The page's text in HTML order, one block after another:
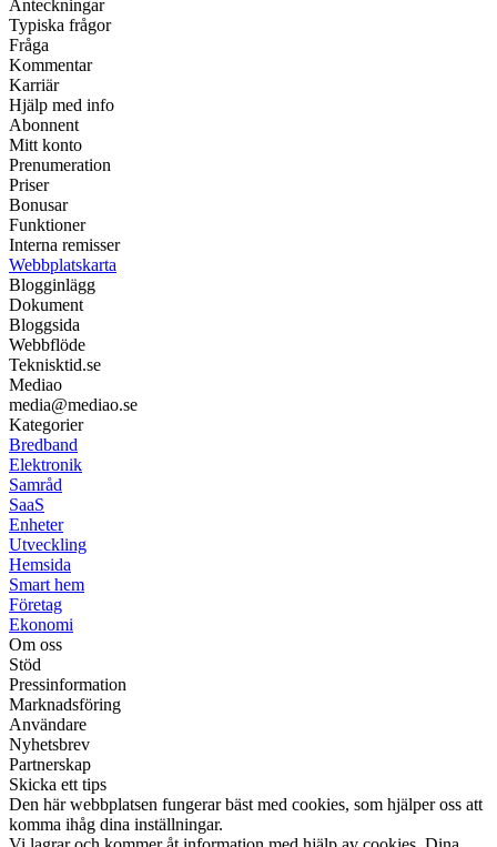
Anteckningar
Typiska frågor
Fråga
Kommentar
Karriär
Hjälp med info
Abonnent
Mitt konto
Prenumeration
Priser
Bonusar
Funktioner
Interna remisser
Webbplatskarta
Blogginlägg
Dokument
Bloggsida
Webbflöde
Teknisktid.se
Mediao
media@mediao.se
Kategorier
Bredband
Elektronik
Samråd
SaaS
Enheter
Utveckling
Hemsida
Smart hem
Företag
Ekonomi
Om oss
Stöd
Pressinformation
Marknadsföring
Användare
Nyhetsbrev
Partnerskap
Skicka ett tips
Den här webbplatsen fungerar bäst med cookies, som hjälper oss att
komma ihåg dina inställningar.